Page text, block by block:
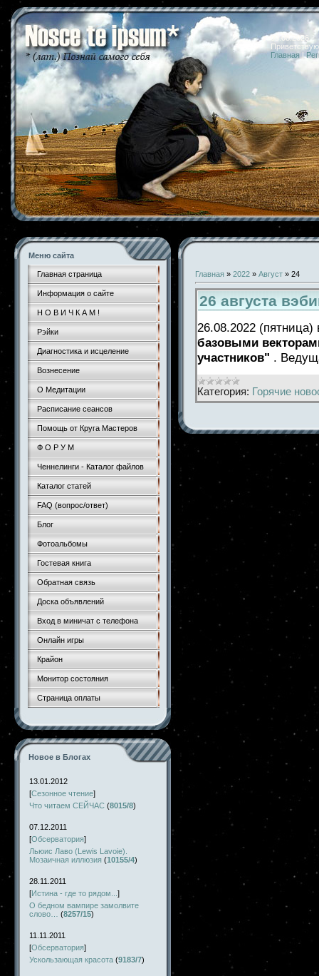
09.08.2026
Главная |
Меню сайта
Главная страница
Информация о сайте
Н О В И Ч К А М !
Рэйки
Диагностика и исцеление
Вознесение
О Медитации
Расписание сеансов
Помощь от Круга Мастеров
Ф О Р У М
Ченнелинги - Каталог файлов
Каталог статей
FAQ (вопрос/ответ)
Блог
Фотоальбомы
Гостевая книга
Обратная связь
Доска объявлений
Вход в миничат с телефона
Онлайн игры
Крайон
Монитор состояния
Страница оплаты
Новое в Блогах
13.01.2012
[Сезонное чтение]
Что читаем СЕЙЧАС (8015/8)
07.12.2011
[Обсерватория]
Льюис Лаво (Lewis Lavoie).
Мозаичная иллюзия (10155/4)
28.11.2011
[Истина - где то рядом... ]
О бедном вампире замолвите
слово…
(8257/15)
11.11.2011
[Обсерватория]
Ускользающая красота (9183/7)
Главная » 2022 » Август » 24
26 августа
26.08.2022
базовыми
участников" .
Категория: Горячие